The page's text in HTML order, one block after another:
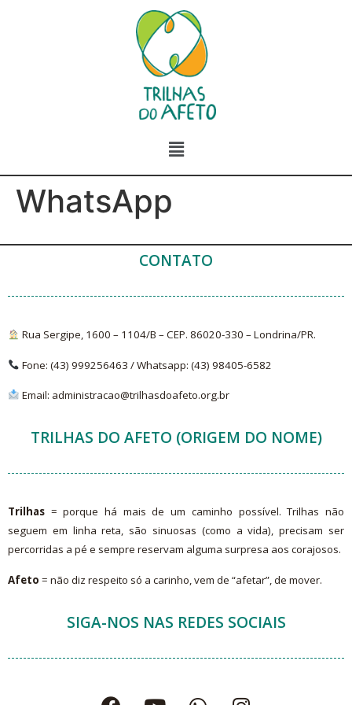
WhatsApp
CONTATO
Rua Sergipe, 1600 – 1104/B – CEP. 86020-330 – Londrina/PR.
Fone: (43) 999256463 /Whatsapp: (43)98405-6582
Email: administracao@trilhasdoafeto.org.br
TRILHAS DO AFETO (ORIGEM DO NOME)
Trilhas = porque há mais de um caminho possível. Trilhas não
seguem em linha reta, são sinuosas (como a vida), precisam ser
percorridas a pé e sempre reservam alguma surpresa aos corajosos.
Afeto = não diz respeito só a carinho, vem de “afetar”, de mover.
SIGA-NOS NAS REDES SOCIAIS